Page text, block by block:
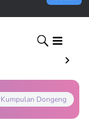
Kumpulan Dongeng